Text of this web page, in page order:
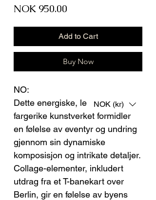
NOK 950.00
Add to Cart
Buy Now
NO:
Dette energiske, lekne og
fargerike kunstverket formidler
en følelse av eventyr og undring
gjennom sin dynamiske
komposisjon og intrikate detaljer.
Collage-elementer, inkludert
utdrag fra et T-banekart over
Berlin, gir en følelse av byens
NOK (kr)